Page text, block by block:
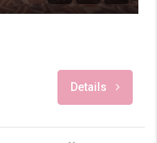
Details